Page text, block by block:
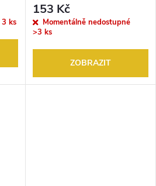
3 ks
153 Kč
Momentálně nedostupné
>3 ks
ZOBRAZIT